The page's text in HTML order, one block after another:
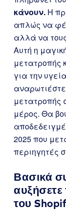
κάνουν. Η
απλώς να
αλλά να
Αυτή η
μετατροπής
για την
μετατροπής
μέρος. Θα
2025 που
περιηγητές
Βασικά
του